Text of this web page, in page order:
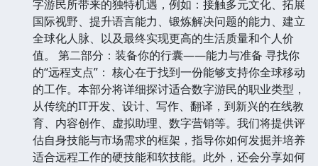
字游民所带来的独特机遇，例如：接触多元文化、拓展
国际视野、提升语言能力、锻炼解决问题的能力、建立
全球化人脉、以及最终实现更高的生活质量和个人价
值。 第二部分：装备你的行囊——能力与准备 寻找你
的“远程支点”： 核心在于找到一份能够支持你全球移动
的工作。本部分将详细探讨适合数字游民的职业类型，
从传统的IT开发、设计、写作、翻译，到新兴的在线教
育、内容创作、虚拟助理、数字营销等。我们将提供评
估自身技能与市场需求的框架，指导你如何发掘并培养
适合远程工作的硬技能和软技能。此外，还会分享如何